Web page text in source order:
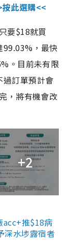
按此選購<<
要$18就買
99.03%，最快
。目前未有限
訂單預計會
，將有機會改
+2
acc+推$18病
深水埗露宿者